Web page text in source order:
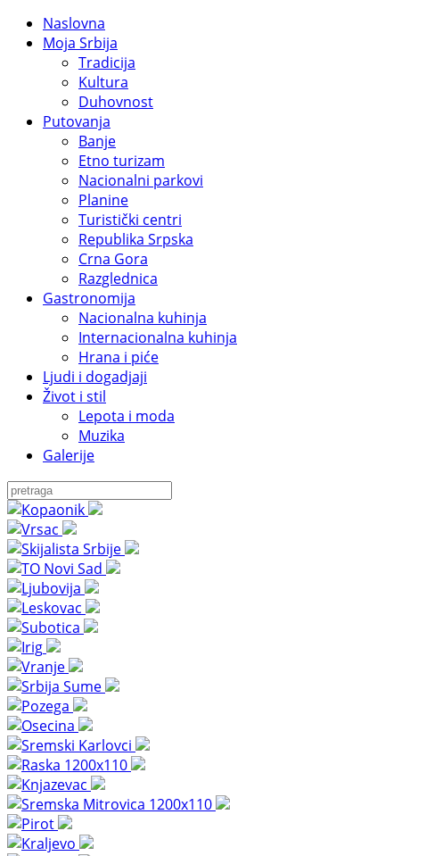
Naslovna
Moja Srbija
Tradicija
Kultura
Duhovnost
Putovanja
Banje
Etno turizam
Nacionalni parkovi
Planine
Turistički centri
Republika Srpska
Crna Gora
Razglednica
Gastronomija
Nacionalna kuhinja
Internacionalna kuhinja
Hrana i piće
Ljudi i dogadjaji
Život i stil
Lepota i moda
Muzika
Galerije